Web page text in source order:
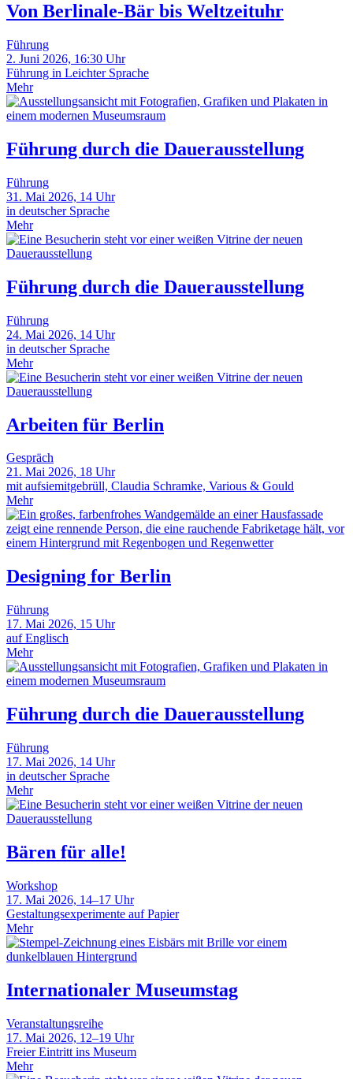
Von Berlinale-Bär bis Weltzeituhr
Führung
2. Juni 2026, 16:30 Uhr
Führung in Leichter Sprache
Mehr
Führung durch die Dauerausstellung
Führung
31. Mai 2026, 14 Uhr
in deutscher Sprache
Mehr
Führung durch die Dauerausstellung
Führung
24. Mai 2026, 14 Uhr
in deutscher Sprache
Mehr
Arbeiten für Berlin
Gespräch
21. Mai 2026, 18 Uhr
mit aufsiemitgebrüll, Claudia Schramke, Various & Gould
Mehr
Designing for Berlin
Führung
17. Mai 2026, 15 Uhr
auf Englisch
Mehr
Führung durch die Dauerausstellung
Führung
17. Mai 2026, 14 Uhr
in deutscher Sprache
Mehr
Bären für alle!
Workshop
17. Mai 2026, 14–17 Uhr
Gestaltungsexperimente auf Papier
Mehr
Internationaler Museumstag
Veranstaltungsreihe
17. Mai 2026, 12–19 Uhr
Freier Eintritt ins Museum
Mehr